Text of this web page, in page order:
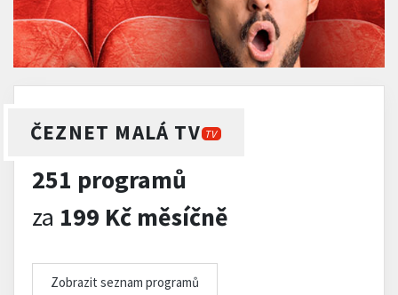
ČEZNET MALÁ TV TV
251 programů
za 199 Kč měsíčně
Zobrazit seznam programů